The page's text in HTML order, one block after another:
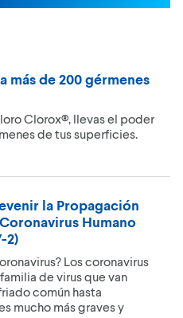
más de 200 gérmenes
Clorox®, llevas el poder
de tus superficies.
la Propagación
Humano
2)
Los coronavirus
de virus que van
común hasta
mucho más graves y